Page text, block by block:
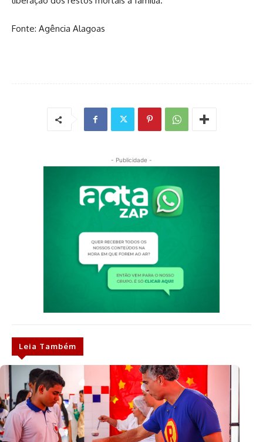
Fonte: Agência Alagoas
- Publicidade -
Leia Também